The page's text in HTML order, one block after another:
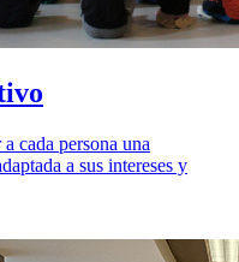
cada persona una
a sus intereses y